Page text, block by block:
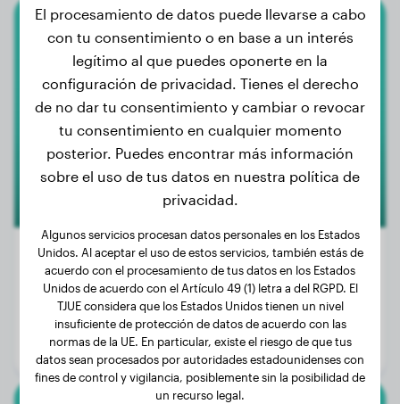
Border Collie
Pepe
Peso:
11 kg
Edad:
3 años, 2 meses
Género:
Perro macho
El procesamiento de datos puede llevarse a cabo
con tu consentimiento o en base a un interés
legítimo al que puedes oponerte en la
configuración de privacidad. Tienes el derecho
de no dar tu consentimiento y cambiar o revocar
tu consentimiento en cualquier momento
posterior. Puedes encontrar más información
sobre el uso de tus datos en nuestra política de
privacidad.
Algunos servicios procesan datos personales en los Estados
Unidos. Al aceptar el uso de estos servicios, también estás de
acuerdo con el procesamiento de tus datos en los Estados
Unidos de acuerdo con el Artículo 49 (1) letra a del RGPD. El
TJUE considera que los Estados Unidos tienen un nivel
insuficiente de protección de datos de acuerdo con las
normas de la UE. En particular, existe el riesgo de que tus
datos sean procesados por autoridades estadounidenses con
fines de control y vigilancia, posiblemente sin la posibilidad de
un recurso legal.